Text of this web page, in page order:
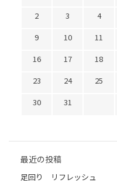
2
3 4
9
10 11
16
17 18
23
24 25
30
31
最近の投稿
足回り リフレッシュ